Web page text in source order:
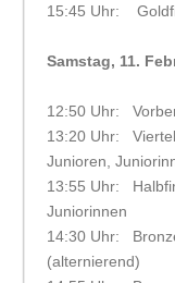
15:45 Uhr:
Samstag, 11.
12:50 Uhr:
13:20 Uhr:
Junioren,
13:55 Uhr:
Juniorinnen
14:30 Uhr:
(alternierend)